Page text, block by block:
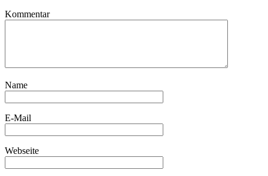
Kommentar
Name
E-Mail
Webseite